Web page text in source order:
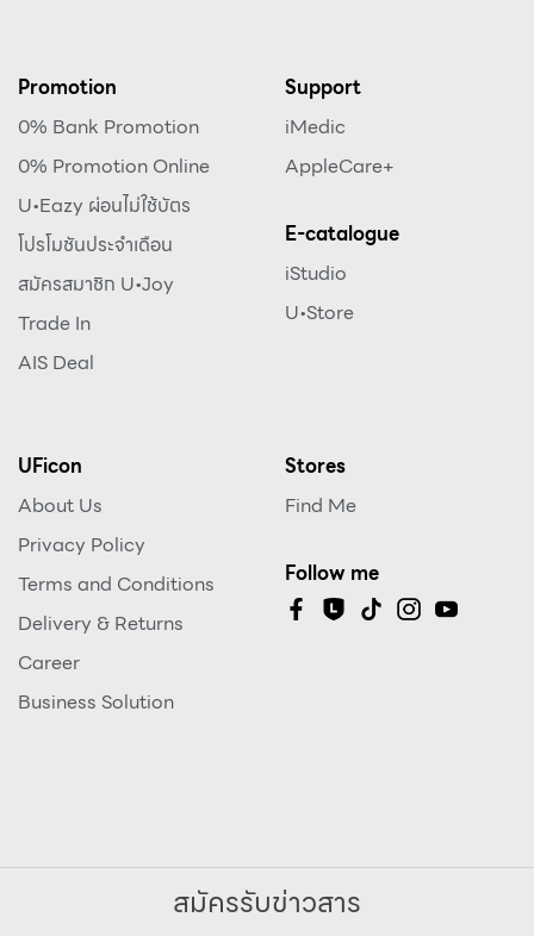
Promotion
0% Bank Promotion
0% Promotion Online
U•Eazy ผ่อนไม่ใช้บัตร
โปรโมชันประจำเดือน
สมัครสมาชิก U•Joy
Trade In
AIS Deal
Support
iMedic
AppleCare+
E-catalogue
iStudio
U•Store
UFicon
About Us
Privacy Policy
Terms and Conditions
Delivery & Returns
Career
Business Solution
Stores
Find Me
Follow me
สมัครรับข่าวสาร